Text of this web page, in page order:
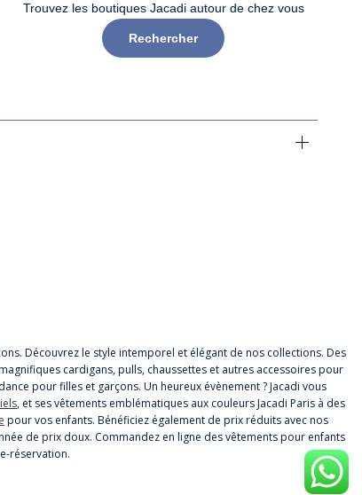
Trouvez les boutiques Jacadi autour de chez vous
Rechercher
Découvrez le style intemporel et élégant de nos collections. Des
cardigans, pulls, chaussettes et autres accessoires pour
pour filles et garçons. Un heureux évènement ? Jacadi vous
, et ses vêtements emblématiques aux couleurs Jacadi Paris à des
pour vos enfants. Bénéficiez également de prix réduits avec nos
de prix doux. Commandez en ligne des vêtements pour enfants
réservation.